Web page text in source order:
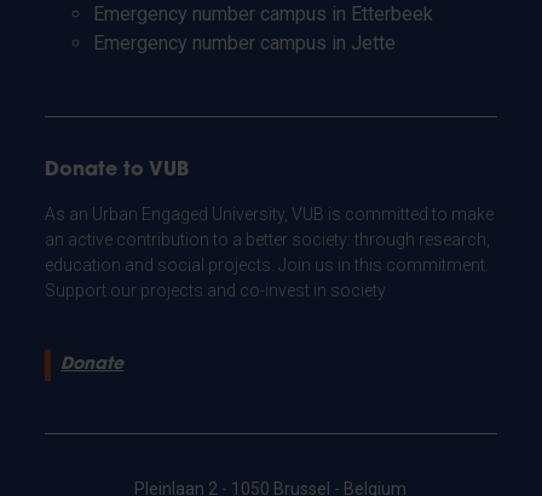
Emergency number campus in Etterbeek
Emergency number campus in Jette
Donate to VUB
As an Urban Engaged University, VUB is committed to make
an active contribution to a better society: through research,
education and social projects. Join us in this commitment.
Support our projects and co-invest in society.
Donate
Pleinlaan 2 - 1050 Brussel - Belgium